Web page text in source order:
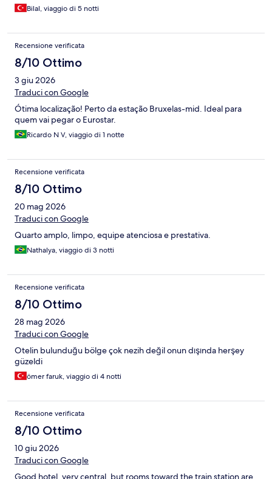
Bilal, viaggio di 5 notti
Recensione verificata
8/10 Ottimo
3 giu 2026
Traduci con Google
Ótima localização! Perto da estação Bruxelas-mid. Ideal para
quem vai pegar o Eurostar.
Ricardo N V, viaggio di 1 notte
Recensione verificata
8/10 Ottimo
20 mag 2026
Traduci con Google
Quarto amplo, limpo, equipe atenciosa e prestativa.
Nathalya, viaggio di 3 notti
Recensione verificata
8/10 Ottimo
28 mag 2026
Traduci con Google
Otelin bulunduğu bölge çok nezih değil onun dışında herşey
güzeldi
ömer faruk, viaggio di 4 notti
Recensione verificata
8/10 Ottimo
10 giu 2026
Traduci con Google
Good hotel, very central, but rooms toward the train station are